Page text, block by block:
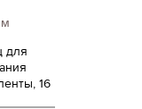
для
16